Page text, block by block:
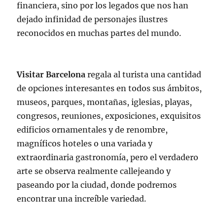
financiera, sino por los legados que nos han
dejado infinidad de personajes ilustres
reconocidos en muchas partes del mundo.
Visitar Barcelona regala al turista una cantidad
de opciones interesantes en todos sus ámbitos,
museos, parques, montañas, iglesias, playas,
congresos, reuniones, exposiciones, exquisitos
edificios ornamentales y de renombre,
magníficos hoteles o una variada y
extraordinaria gastronomía, pero el verdadero
arte se observa realmente callejeando y
paseando por la ciudad, donde podremos
encontrar una increíble variedad.